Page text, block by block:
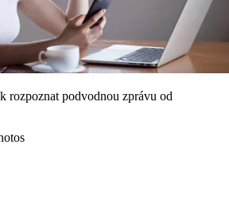
rozpoznat podvodnou zprávu od